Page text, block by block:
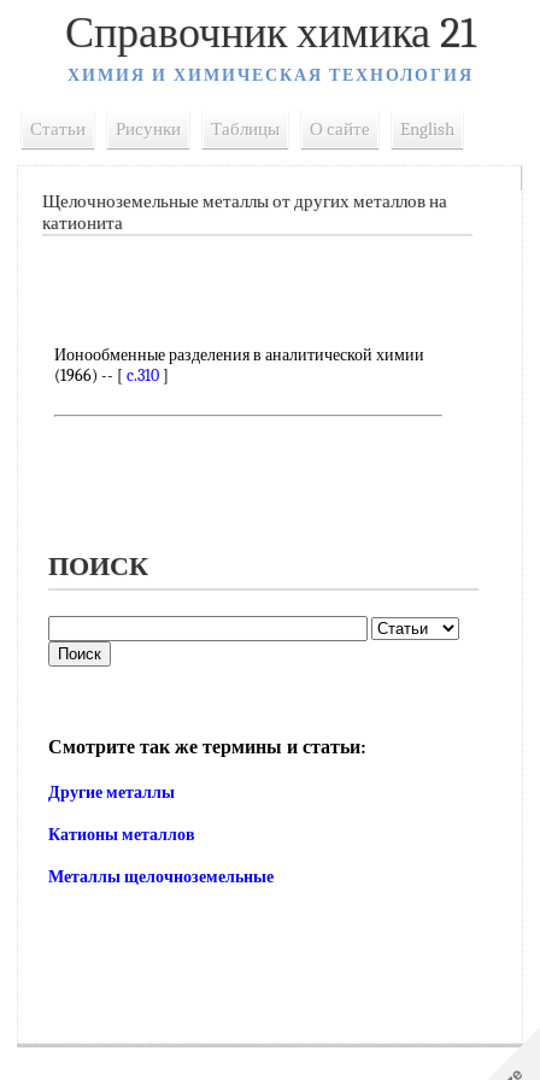
Справочник химика 21
ХИМИЯ И ХИМИЧЕСКАЯ ТЕХНОЛОГИЯ
Статьи Рисунки Таблицы О сайте English
Щелочноземельные металлы от других металлов на
катионита
Ионообменные разделения в аналитической химии
(1966) -- [ c.310]
ПОИСК
Смотрите так же термины и статьи:
Другие металлы
Катионы металлов
Металлы щелочноземельные